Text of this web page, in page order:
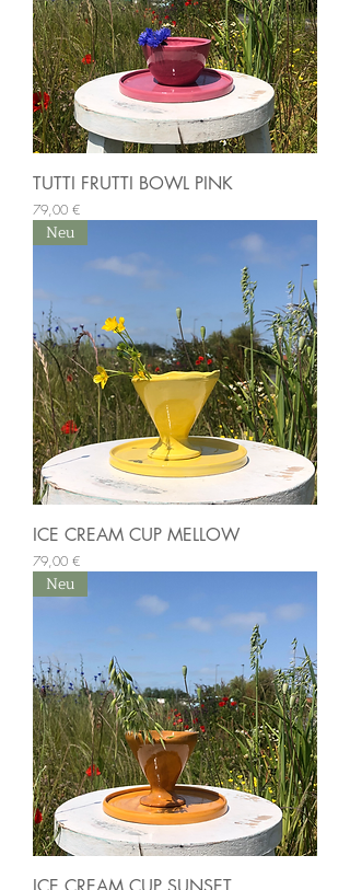
TUTTI FRUTTI BOWL PINK
Preis
79,00 €
Neu
ICE CREAM CUP MELLOW
Preis
79,00 €
Neu